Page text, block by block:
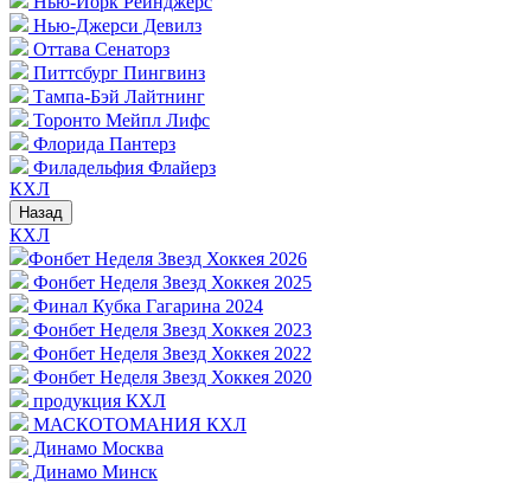
Нью-Джерси Девилз
Оттава Сенаторз
Питтсбург Пингвинз
Тампа-Бэй Лайтнинг
Торонто Мейпл Лифс
Флорида Пантерз
Филадельфия Флайерз
КХЛ
Назад
КХЛ
Фонбет Неделя Звезд Хоккея 2026
Фонбет Неделя Звезд Хоккея 2025
Финал Кубка Гагарина 2024
Фонбет Неделя Звезд Хоккея 2023
Фонбет Неделя Звезд Хоккея 2022
Фонбет Неделя Звезд Хоккея 2020
продукция КХЛ
МАСКОТОМАНИЯ КХЛ
Динамо Москва
Динамо Минск